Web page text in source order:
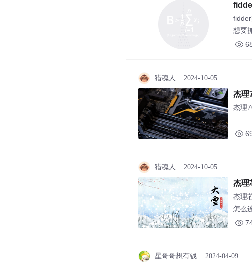
才能
想要
猎魂人 2024-10-05
杰理
杰理
猎魂人 2024-10-05
杰理
杰理
怎么
星哥哥想有钱 2024-04-09